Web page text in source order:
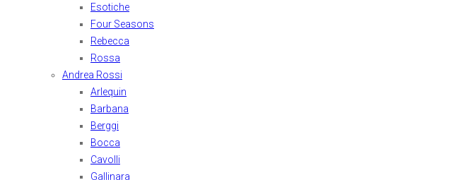
Esotiche
Four Seasons
Rebecca
Rossa
Andrea Rossi
Arlequin
Barbana
Berggi
Bocca
Cavolli
Gallinara